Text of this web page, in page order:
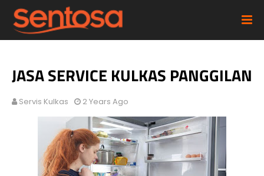
JASA SERVICE KULKAS PANGGILAN
Servis Kulkas 2 Years Ago